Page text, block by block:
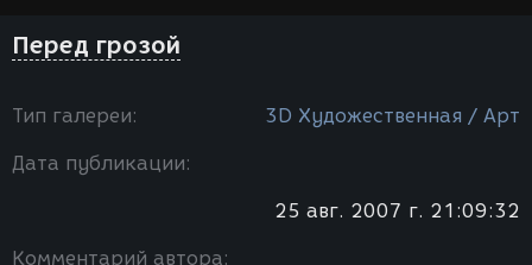
Перед грозой
Тип галереи: 3D Художественная / Арт
Дата публикации:
25 авг. 2007 г. 21:09:32
Комментарий автора: